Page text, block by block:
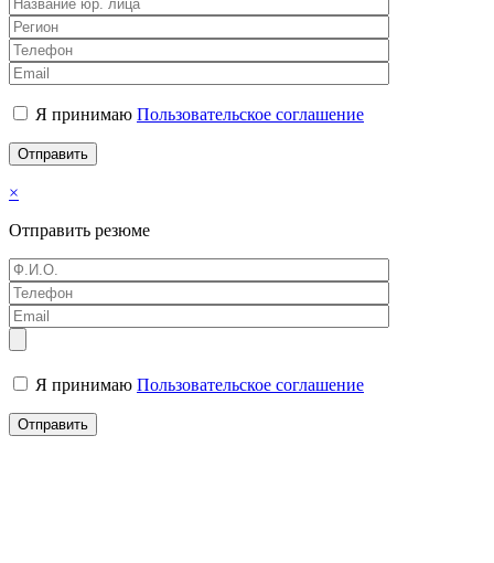
Я принимаю Пользовательское соглашение
×
Отправить резюме
Я принимаю Пользовательское соглашение